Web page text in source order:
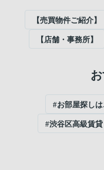
【売買物件ご紹介】
【店舗・事務所】
#お部屋探し
#渋谷区高級賃貸